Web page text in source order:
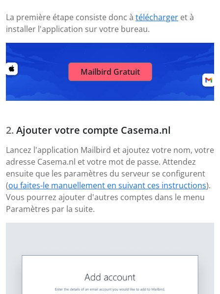
La première étape consiste donc à télécharger et à
installer l'application sur votre bureau.
Mailbird Gratuit
Ajouter votre compte Casema.nl
Lancez l'application Mailbird et ajoutez votre nom, votre
adresse Casema.nl et votre mot de passe. Attendez
ensuite que les paramètres du serveur se configurent
(ou faites-le manuellement en suivant ces instructions).
Vous pourrez ajouter d'autres comptes dans le menu
Paramètres par la suite.